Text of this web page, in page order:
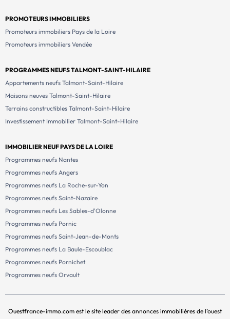
PROMOTEURS IMMOBILIERS
Promoteurs immobiliers Pays de la Loire
Promoteurs immobiliers Vendée
PROGRAMMES NEUFS TALMONT-SAINT-HILAIRE
Appartements neufs Talmont-Saint-Hilaire
Maisons neuves Talmont-Saint-Hilaire
Terrains constructibles Talmont-Saint-Hilaire
Investissement Immobilier Talmont-Saint-Hilaire
IMMOBILIER NEUF PAYS DE LA LOIRE
Programmes neufs Nantes
Programmes neufs Angers
Programmes neufs La Roche-sur-Yon
Programmes neufs Saint-Nazaire
Programmes neufs Les Sables-d'Olonne
Programmes neufs Pornic
Programmes neufs Saint-Jean-de-Monts
Programmes neufs La Baule-Escoublac
Programmes neufs Pornichet
Programmes neufs Orvault
Ouestfrance-immo.com est le site leader des annonces immobilières de l’ouest